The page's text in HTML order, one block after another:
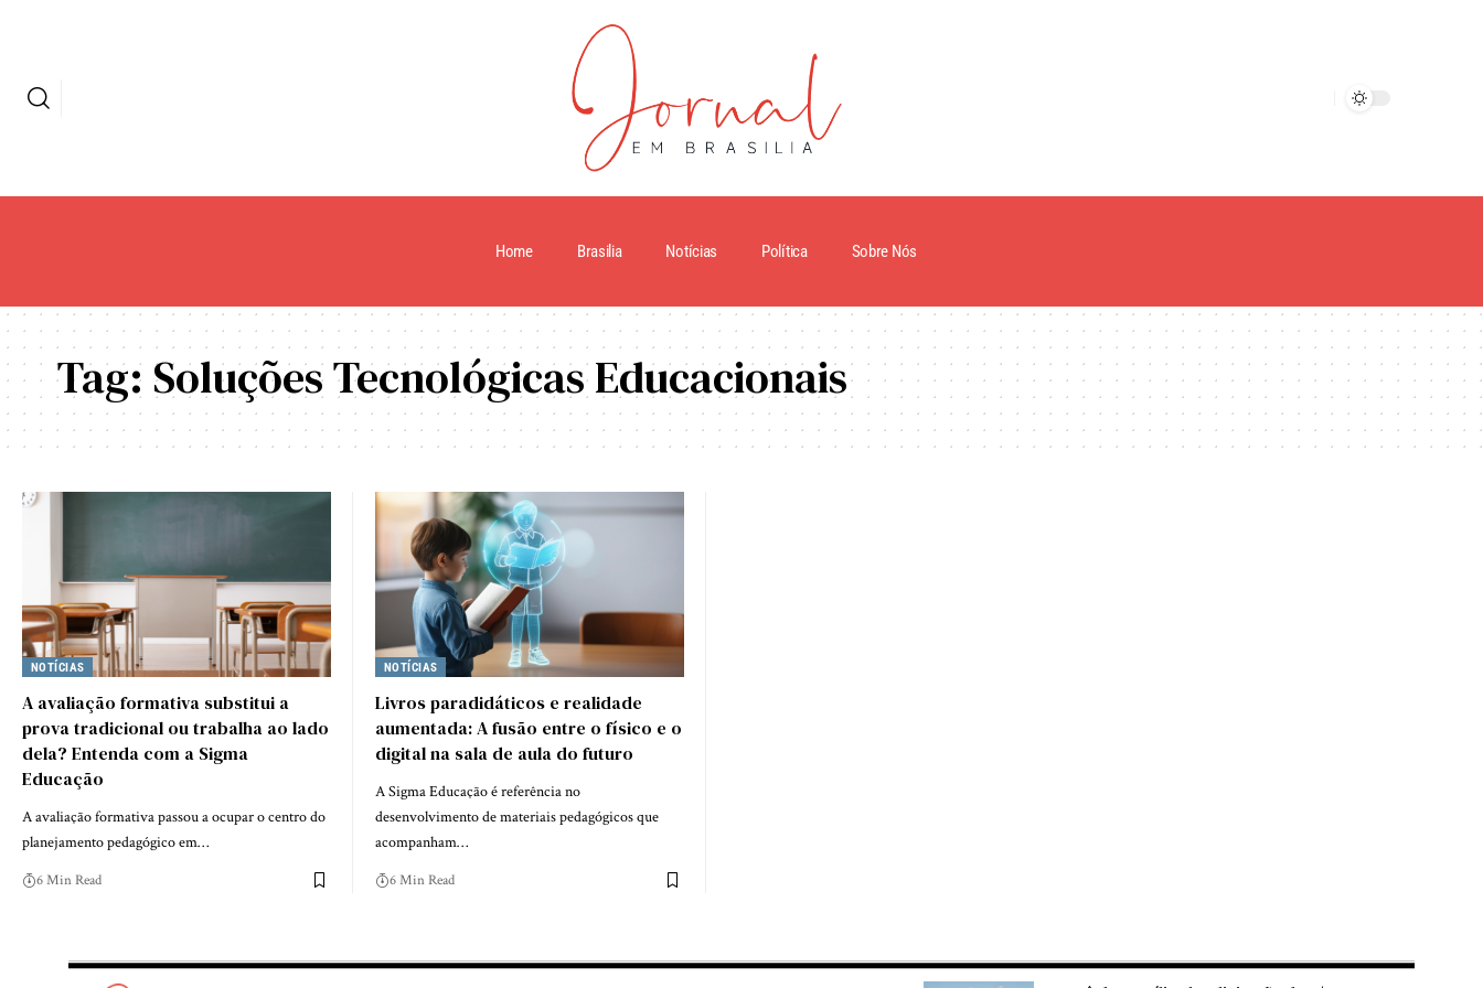
Home Brasilia Notícias Política Sobre Nós
Tag: Soluções Tecnológicas Educacionais
NOTÍCIAS
A avaliação formativa substitui a
prova tradicional ou trabalha ao lado
dela? Entenda com a Sigma
Educação
A avaliação formativa passou a ocupar o centro do
planejamento pedagógico em…
6 Min Read
NOTÍCIAS
Livros paradidáticos e realidade
aumentada: A fusão entre o físico e o
digital na sala de aula do futuro
A Sigma Educação é referência no
desenvolvimento de materiais pedagógicos que
acompanham…
6 Min Read